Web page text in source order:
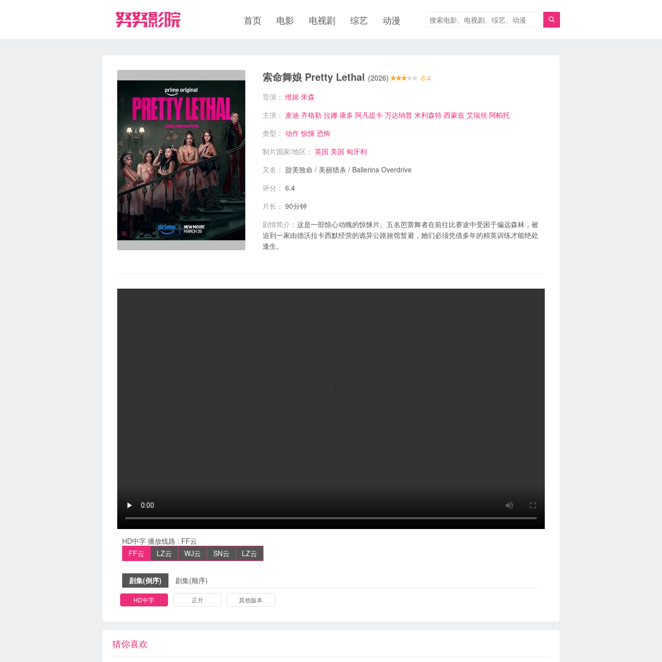

首页 电影 电视剧 综艺 动漫
索命舞娘 Pretty Lethal (2026)
6.4
导演： 维姬·朱森
主演： 麦迪·齐格勒 拉娜·康多 阿凡提卡·万达纳普 米利森特·西蒙兹 艾瑞丝·阿帕托
类型： 动作 惊悚 恐怖
制片国家/地区： 英国 美国 匈牙利
又名： 甜美致命 / 美丽猎杀 / Ballerina Overdrive
评分： 6.4
片长： 90分钟
剧情简介： 这是一部惊心动魄的惊悚片。五名芭蕾舞者在前往比赛途中受困于偏远森林，被
迫到一家由德沃拉卡西默经营的诡异公路旅馆暂避，她们必须凭借多年的精英训练才能绝处
逢生。
HD中字 播放线路 : FF云
FF云
LZ云 WJ云 SN云 LZ云
剧集(倒序) 剧集(顺序)
HD中字 正片 其他版本
猜你喜欢